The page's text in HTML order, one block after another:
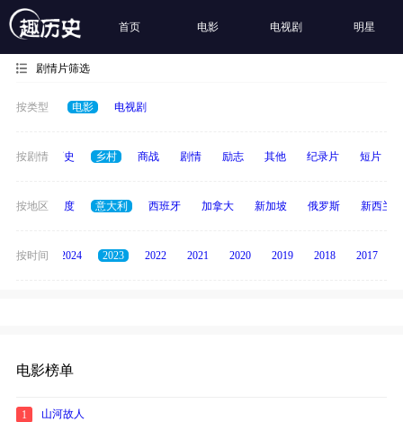
首页 电影 电视剧 明星
剧情片筛选
按类型 电影 电视剧
按剧情
奇幻 历史 乡村 商战 剧情 励志 其他 纪录片 短片
按地区
泰国 印度 意大利 西班牙 加拿大 新加坡 俄罗斯 新西兰
按时间
2025 2024 2023 2022 2021 2020 2019 2018 2017
电影榜单
1 山河故人